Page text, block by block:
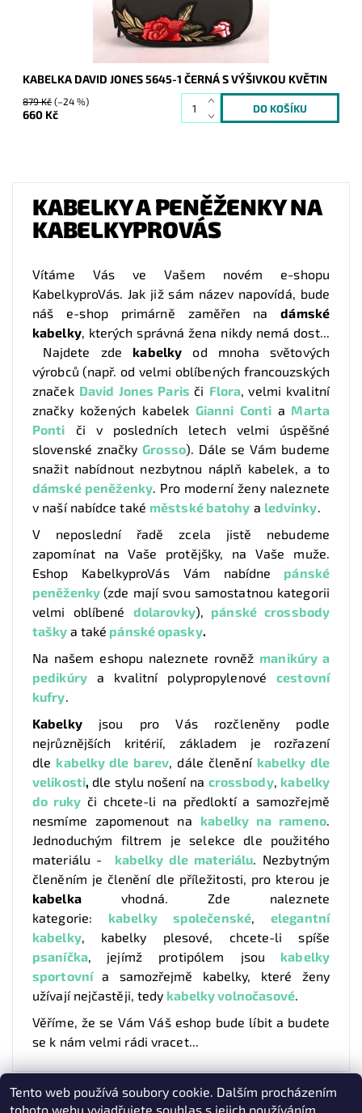
KABELKA DAVID JONES 5645-1 ČERNÁ S VÝŠIVKOU KVĚTIN
879 Kč(–24 %)
660 Kč
KABELKY A PENĚŽENKY NA
KABELKYPROVÁS
Vítáme Vás ve Vašem novém e-shopu
KabelkyproVás. Jak již sám název napovídá, bude
náš e-shop primárně zaměřen nadámské
kabelky, kterých správná žena nikdy nemá dost...
Najdete zde kabelky od mnoha světových
výrobců (např. od velmi oblíbených francouzských
značek David Jones Paris či Flora, velmi kvalitní
značky kožených kabelek Gianni Conti a Marta
Ponti či v posledních letech velmi úspěšné
slovenské značkyGrosso). Dále se Vám budeme
snažit nabídnout nezbytnou náplň kabelek, a to
dámské peněženky. Pro moderní ženy naleznete
v naší nabídce také městské batohy a ledvinky.
V neposlední řadě zcela jistě nebudeme
zapomínat na Vaše protějšky, na Vaše muže.
Eshop KabelkyproVás Vám nabídne
pánské
peněženky (zde mají svou samostatnou kategorii
velmi oblíbené dolarovky), pánské crossbody
tašky a také pánské opasky.
Na našem eshopu naleznete rovněž manikúry a
pedikúrya kvalitní polypropylenovécestovní
kufry.
Kabelkyjsou pro Vás rozčleněny podle
nejrůznějších kritérií, základem je rozřazení
dle kabelky dle barev, dále členění kabelky dle
velikosti, dle stylu nošení na crossbody, kabelky
do ruky či chcete-li na předloktí a samozřejmě
nesmíme zapomenout na kabelky na rameno.
Jednoduchým filtrem je selekce dle použitého
materiálu - kabelky dle materiálu. Nezbytným
členěním je členění dle příležitosti, pro kterou je
kabelkavhodná. Zde naleznete
kategorie: kabelky společenské,elegantní
kabelky, kabelky plesové, chcete-li spíše
psaníčka, jejímž protipólem jsou
kabelky
sportovní a samozřejmě kabelky, které ženy
užívají nejčastěji, tedy kabelky volnočasové.
Věříme, že se Vám Váš eshop bude líbit a budete
se k nám velmi rádi vracet...
Heureka.cz | Zboží.cz Oázakabelek
Tento web používá soubory cookie. Dalším procházením
tohoto webu vyjadřujete souhlas s jejich používáním.